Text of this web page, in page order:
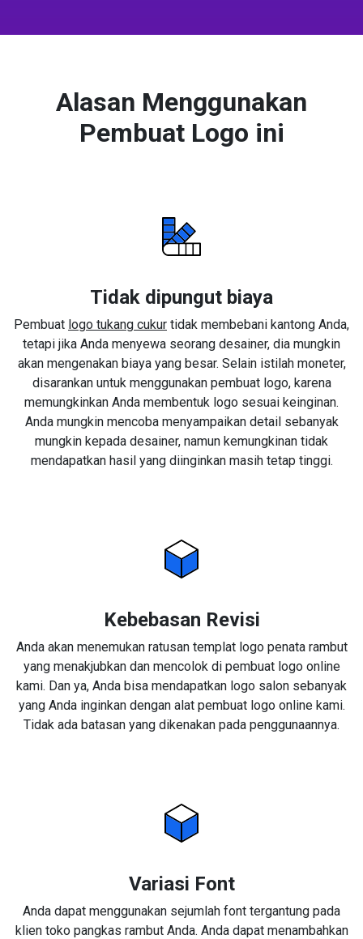
Alasan Menggunakan
Pembuat Logo ini
Tidak dipungut biaya
Pembuat logo tukang cukur tidak membebani kantong Anda,
tetapi jika Anda menyewa seorang desainer, dia mungkin
akan mengenakan biaya yang besar. Selain istilah moneter,
disarankan untuk menggunakan pembuat logo, karena
memungkinkan Anda membentuk logo sesuai keinginan.
Anda mungkin mencoba menyampaikan detail sebanyak
mungkin kepada desainer, namun kemungkinan tidak
mendapatkan hasil yang diinginkan masih tetap tinggi.
Kebebasan Revisi
Anda akan menemukan ratusan templat logo penata rambut
yang menakjubkan dan mencolok di pembuat logo online
kami. Dan ya, Anda bisa mendapatkan logo salon sebanyak
yang Anda inginkan dengan alat pembuat logo online kami.
Tidak ada batasan yang dikenakan pada penggunaannya.
Variasi Font
Anda dapat menggunakan sejumlah font tergantung pada
klien toko pangkas rambut Anda. Anda dapat menambahkan